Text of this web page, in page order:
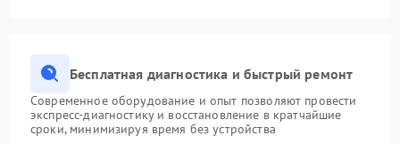
Бесплатная диагностика и быстрый ремонт
Современное оборудование и опыт позволяют провести
экспресс-диагностику и восстановление в кратчайшие
сроки, минимизируя время без устройства